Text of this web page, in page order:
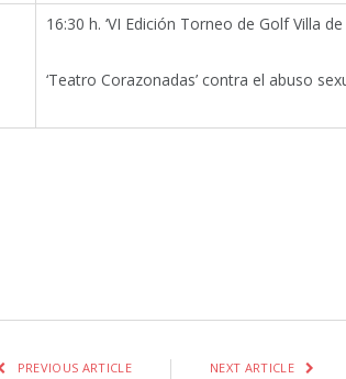
16:30 h. ‘VI Edición Torneo de Golf Villa
‘Teatro Corazonadas’ contra el abuso
PREVIOUS ARTICLE NEXT ARTICLE